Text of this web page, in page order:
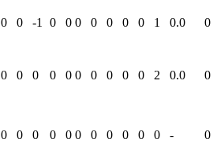
0 0 -1 0 0 0 0 0 0 0 1 0.0 0
0 0 0 0 0 0 0 0 0 0 2 0.0 0
0 0 0 0 0 0 0 0 0 0 0 - 0